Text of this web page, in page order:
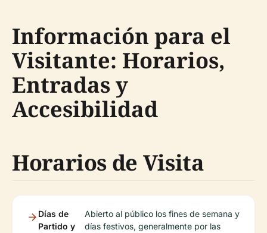
Información para el
Visitante: Horarios,
Entradas y
Accesibilidad
Horarios de Visita
Días de
Partido y
Abierto al público los fines de semana y
días festivos, generalmente por las